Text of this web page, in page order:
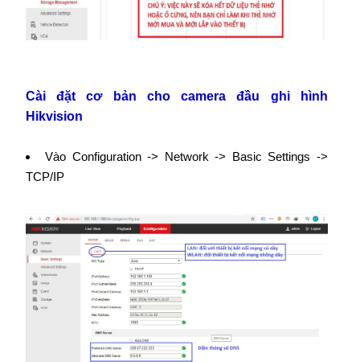
Cài đặt cơ bản cho camera đầu ghi hình
Hikvision
Vào Configuration -> Network -> Basic Settings ->
TCP/IP